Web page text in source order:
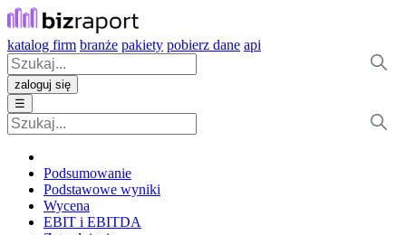
katalog firm branże pakiety pobierz dane api
zaloguj się
☰
Podsumowanie
Podstawowe wyniki
Wycena
EBIT i EBITDA